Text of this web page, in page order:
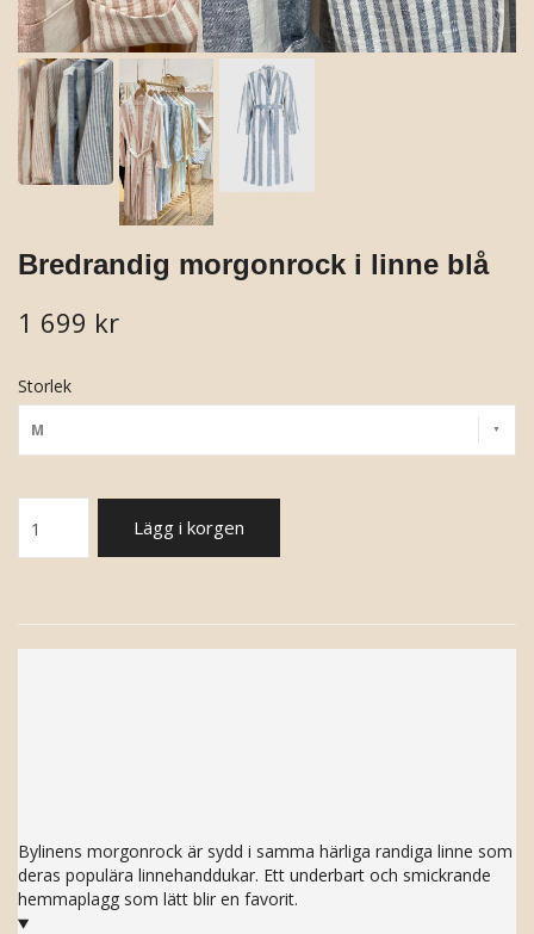
Bredrandig morgonrock i linne blå
1 699 kr
Storlek
M
Lägg i korgen
Bylinens morgonrock är sydd i samma härliga randiga linne som
deras populära linnehanddukar. Ett underbart och smickrande
hemmaplagg som lätt blir en favorit.